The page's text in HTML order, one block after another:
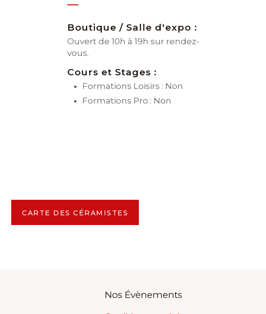
Boutique / Salle d'expo :
Ouvert de 10h à 19h sur rendez-
vous.
Cours et Stages :
Formations Loisirs : Non
Formations Pro : Non
CARTE DES CÉRAMISTES
Nos Évènements